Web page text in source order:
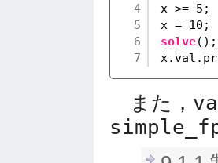
4
5
6
7
x >= 5;
x = 10;
solve();
また，